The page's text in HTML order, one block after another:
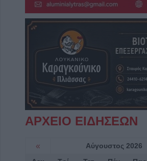
ΑΡΧΕΙΟ ΕΙΔΗΣΕΩΝ
« Αύγουστος 2026